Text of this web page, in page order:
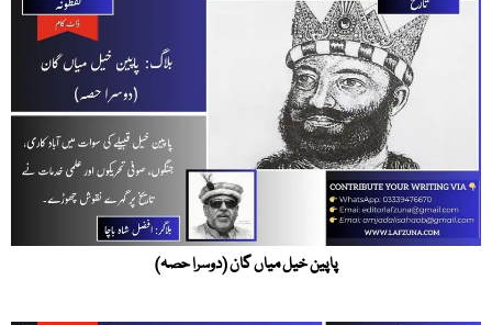
پاپین خیل میاں گان (دوسرا حصہ)